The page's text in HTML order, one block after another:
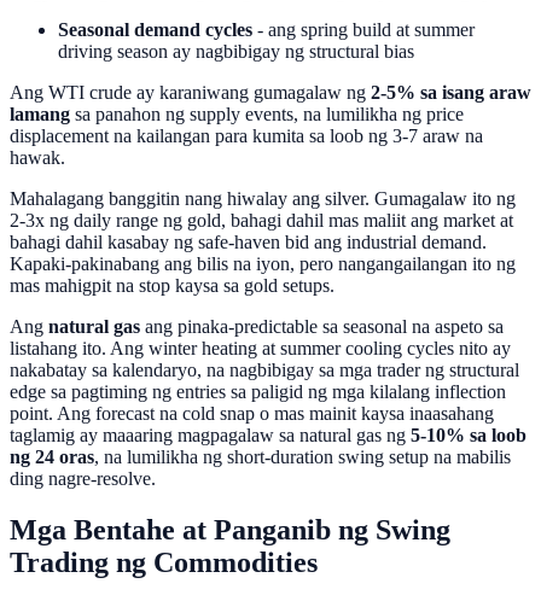
Seasonal demand cycles - ang spring build at summer
driving season ay nagbibigay ng structural bias
Ang WTI crude ay karaniwang gumagalaw ng 2-5% sa isang araw
lamang sa panahon ng supply events, na lumilikha ng price
displacement na kailangan para kumita sa loob ng 3-7 araw na
hawak.
Mahalagang banggitin nang hiwalay ang silver. Gumagalaw ito ng
2-3x ng daily range ng gold, bahagi dahil mas maliit ang market at
bahagi dahil kasabay ng safe-haven bid ang industrial demand.
Kapaki-pakinabang ang bilis na iyon, pero nangangailangan ito ng
mas mahigpit na stop kaysa sa gold setups.
Ang natural gas ang pinaka-predictable sa seasonal na aspeto sa
listahang ito. Ang winter heating at summer cooling cycles nito ay
nakabatay sa kalendaryo, na nagbibigay sa mga trader ng structural
edge sa pagtiming ng entries sa paligid ng mga kilalang inflection
point. Ang forecast na cold snap o mas mainit kaysa inaasahang
taglamig ay maaaring magpagalaw sa natural gas ng 5-10% sa loob
ng 24 oras, na lumilikha ng short-duration swing setup na mabilis
ding nagre-resolve.
Mga Bentahe at Panganib ng Swing
Trading ng Commodities